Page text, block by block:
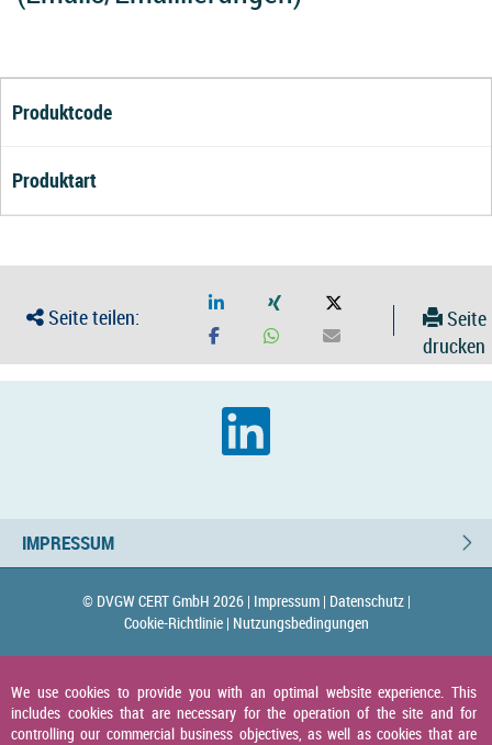
Produktcode
Produktart
Seite teilen:
Seite
drucken
IMPRESSUM
© DVGW CERT GmbH 2026 | Impressum | Datenschutz |
Cookie-Richtlinie | Nutzungsbedingungen
We use cookies to provide you with an optimal website experience. This
includes cookies that are necessary for the operation of the site and for
controlling our commercial business objectives, as well as cookies that are